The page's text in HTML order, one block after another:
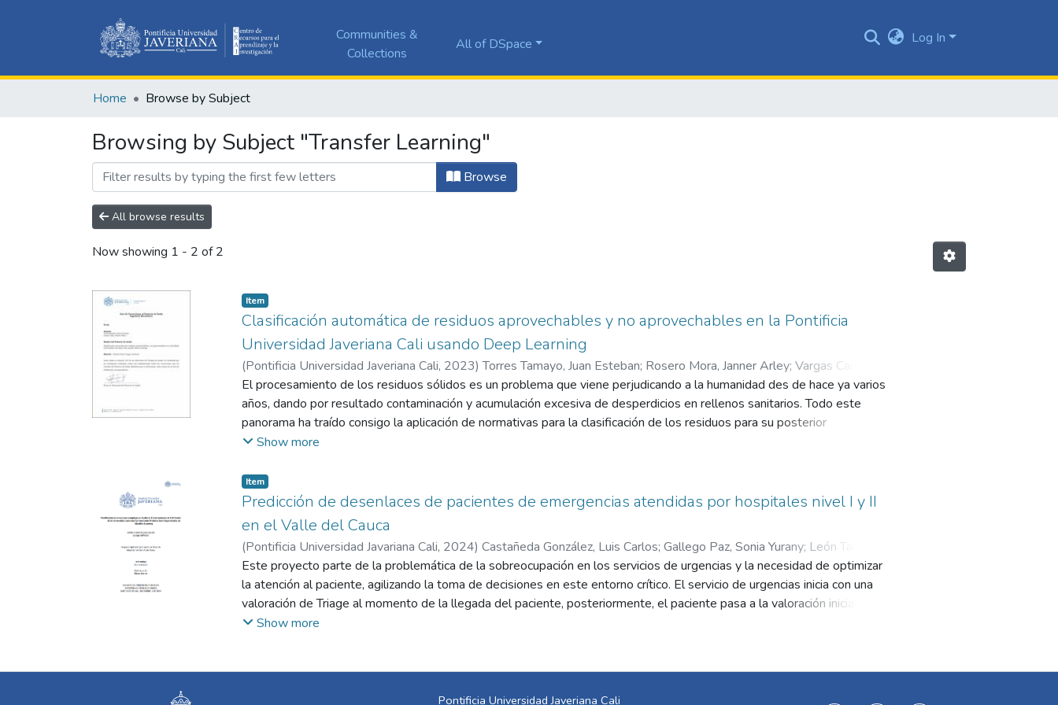
Communities &
Collections
All of DSpace Log In
Home Browse by Subject
Browsing by Subject "Transfer Learning"
Browse
All browse results
Now showing 1 - 2 of 2
Item
Clasificación automática de residuos aprovechables y no aprovechables en la Pontificia
Universidad Javeriana Cali usando Deep Learning
(Pontificia Universidad Javeriana Cali, 2023)Torres Tamayo, Juan Esteban; Rosero Mora, Janner Arley; Vargas Cardona,
Hernán Darío
El procesamiento de los residuos sólidos es un problema que viene perjudicando a la humanidad des de hace ya varios
años, dando por resultado contaminación y acumulación excesiva de desperdicios en rellenos sanitarios. Todo este
panorama ha traído consigo la aplicación de normativas para la clasificación de los residuos para su posterior
procesamiento, donde en Colombia la actual normativa dicta tres tipos de residuos: Aprovechables, No Aprovechables
sólidos urbanos, la comunidad no realiza adecuadamente la separación de dichos materiales y esto trae consigo un
aumento energético laboral en las instalaciones dedicadas al procesamiento de desperdicios que bus can darles un
correcto tratamiento a estos. Este trabajo propone la implementación de una herramienta tecnológica que permita
realizar una clasificación automática de los residuos orgánicos enfocándose en las instalaciones del campus de la
Pontificia Universidad Javeriana Cali. Para ello, se partió de la visión computacional para el reconocimiento de imágenes
de residuos los cuales son procesados y clasificados a partir de un algoritmo de Deep Learning que tiene por objetivo
identificar y clasificar los residuos entre aprovechables y no aprovechables. Después de un proceso de benchmarking
entre modelos implementados con Transfer Learning el modelo escogido alcanza métricas de 0.93 en Accuracy.
Show more
Item
Predicción de desenlaces de pacientes de emergencias atendidas por hospitales nivel I y II
en el Valle del Cauca
(Pontificia Universidad Javariana Cali, 2024) Castañeda González, Luis Carlos; Gallego Paz, Sonia Yurany; León Tabares,
Juan José;Paz Roa, Juan Camilo
Este proyecto parte de la problemática de la sobreocupación en los servicios de urgencias y la necesidad de optimizar
la atención al paciente, agilizando la toma de decisiones en este entorno crítico. El servicio de urgencias inicia con una
valoración de Triage al momento de la llegada del paciente, posteriormente, el paciente pasa a la valoración inicial por
parte de un médico tratante que determina el manejo del paciente. Durante la atención, los pacientes terminan su
contribuir a una mejor toma de decisiones de alta de urgencias, hospitalización o remisión a un nivel superior de
Show more
Pontificia Universidad Javeriana Cali